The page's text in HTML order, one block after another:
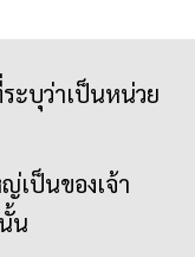
ะบุว่าเป็นหน่วย
เป็นของเจ้า
น